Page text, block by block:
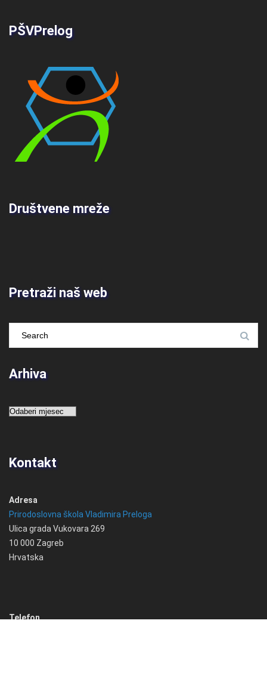
PŠVPrelog
Društvene mreže
Pretraži naš web
Arhiva
Arhiva
Kontakt
Adresa
Prirodoslovna škola Vladimira Preloga
Ulica grada Vukovara 269
10 000 Zagreb
Hrvatska
Telefon